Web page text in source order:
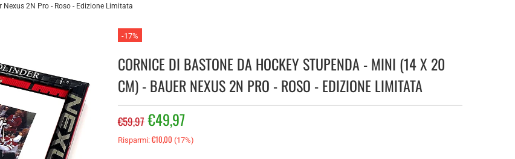
2N Pro - Roso - Edizione Limitata
-17%
CORNICE DI BASTONE DA HOCKEY STUPENDA - MINI (14 X 20
CM) - BAUER NEXUS 2N PRO - ROSO - EDIZIONE LIMITATA
€59,97 €49,97
Risparmi: €10,00 (17%)